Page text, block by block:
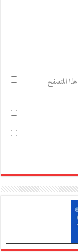
المتصفح